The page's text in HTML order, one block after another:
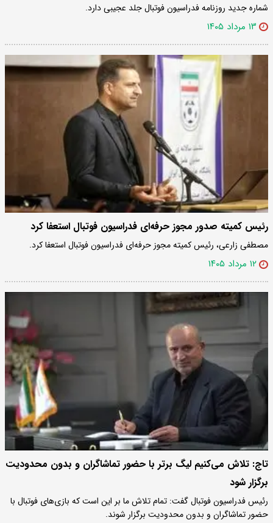
شماره جدید روزنامه فدراسیون فوتبال جلد عجیبی دارد.
۱۳ مرداد ۱۴۰۵
رئیس کمیته صدور مجوز حرفه‌ای فدراسیون فوتبال استعفا کرد
مصطفی زارعی، رئیس کمیته مجوز حرفه‌ای فدراسیون فوتبال استعفا کرد.
۱۲ مرداد ۱۴۰۵
تاج: تلاش می‌کنیم لیگ برتر با حضور تماشاگران و بدون محدودیت
برگزار شود
رئیس فدراسیون فوتبال گفت: تمام تلاش ما بر این است که بازی‌های فوتبال با
حضور تماشاگران و بدون محدودیت برگزار شوند.